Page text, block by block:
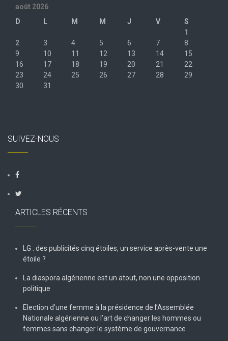
août 2026
D
L M M J V
S
1
2
3 4 5 6 7
8
9
10 11 12 13 14
15
16
17 18 19 20 21
22
23
24 25 26 27 28
29
30
31
SUIVEZ-NOUS
ARTICLES RÉCENTS
LG : des publicités cinq étoiles, un service après-vente une
étoile ?
La diaspora algérienne est un atout, non une opposition
politique
Election d’une femme à la présidence de l’Assemblée
Nationale algérienne ou l’art de changer les hommes ou
femmes sans changer le système de gouvernance